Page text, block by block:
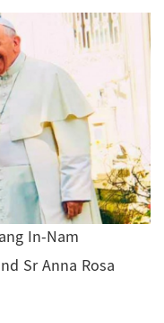
In-Nam
Sr Anna Rosa